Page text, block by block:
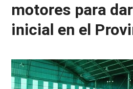
motores para
inicial en el